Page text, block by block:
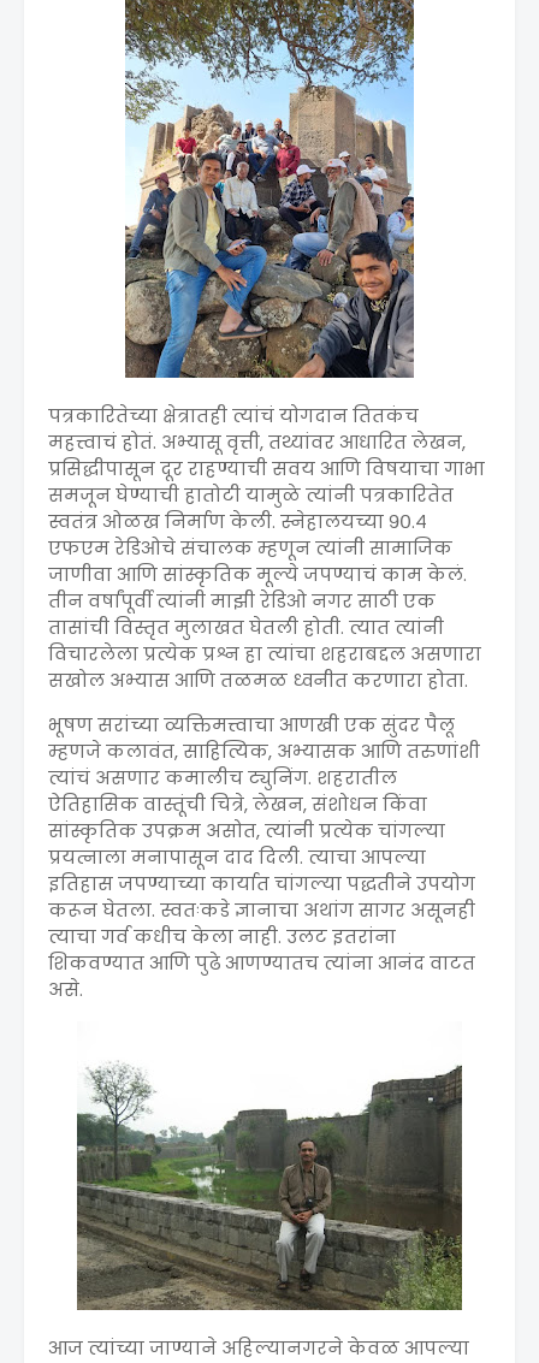
पत्रकारितेच्या क्षेत्रातही त्यांचं योगदान तितकंच
महत्त्वाचं होतं. अभ्यासू वृत्ती, तथ्यांवर आधारित लेखन,
प्रसिद्धीपासून दूर राहण्याची सवय आणि विषयाचा गाभा
समजून घेण्याची हातोटी यामुळे त्यांनी पत्रकारितेत
स्वतंत्र ओळख निर्माण केली. स्नेहालयच्या ९०.४
एफएम रेडिओचे संचालक म्हणून त्यांनी सामाजिक
जाणीवा आणि सांस्कृतिक मूल्ये जपण्याचं काम केलं.
तीन वर्षांपूर्वी त्यांनी माझी रेडिओ नगर साठी एक
तासांची विस्तृत मुलाखत घेतली होती. त्यात त्यांनी
विचारलेला प्रत्येक प्रश्न हा त्यांचा शहराबद्दल असणारा
सखोल अभ्यास आणि तळमळ ध्वनीत करणारा होता.
भूषण सरांच्या व्यक्तिमत्त्वाचा आणखी एक सुंदर पैलू
म्हणजे कलावंत, साहित्यिक, अभ्यासक आणि तरुणांशी
त्यांचं असणार कमालीच ट्युनिंग. शहरातील
ऐतिहासिक वास्तूंची चित्रे, लेखन, संशोधन किंवा
सांस्कृतिक उपक्रम असोत, त्यांनी प्रत्येक चांगल्या
प्रयत्नाला मनापासून दाद दिली. त्याचा आपल्या
इतिहास जपण्याच्या कार्यात चांगल्या पद्धतीने उपयोग
करून घेतला. स्वतःकडे ज्ञानाचा अथांग सागर असूनही
त्याचा गर्व कधीच केला नाही. उलट इतरांना
शिकवण्यात आणि पुढे आणण्यातच त्यांना आनंद वाटत
असे.
आज त्यांच्या जाण्याने अहिल्यानगरने केवळ आपल्या